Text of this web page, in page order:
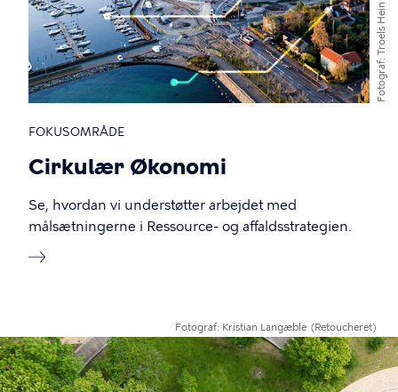
Fotograf
Troels Hein
FOKUSOMRÅDE
Cirkulær Økonomi
Se, hvordan vi understøtter arbejdet med
målsætningerne i Ressource- og affaldsstrategien.
Fotograf Kristian Langæble (Retoucheret)